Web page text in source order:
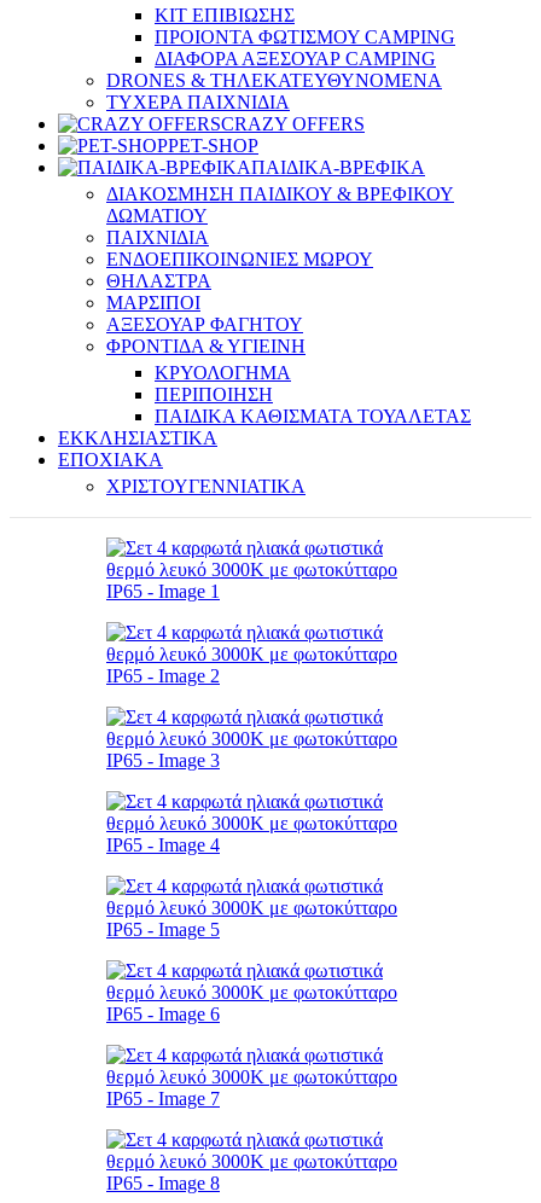
ΚΙΤ ΕΠΙΒΙΩΣΗΣ
ΠΡΟΙΟΝΤΑ ΦΩΤΙΣΜΟΥ CAMPING
ΔΙΑΦΟΡΑ ΑΞΕΣΟΥΑΡ CAMPING
DRONES & ΤΗΛΕΚΑΤΕΥΘΥΝΟΜΕΝΑ
ΤΥΧΕΡΑ ΠΑΙΧΝΙΔΙΑ
CRAZY OFFERS
PET-SHOP
ΠΑΙΔΙΚΑ-ΒΡΕΦΙΚΑ
ΔΙΑΚΟΣΜΗΣΗ ΠΑΙΔΙΚΟΥ & ΒΡΕΦΙΚΟΥ
ΔΩΜΑΤΙΟΥ
ΠΑΙΧΝΙΔΙΑ
ΕΝΔΟΕΠΙΚΟΙΝΩΝΙΕΣ ΜΩΡΟΥ
ΘΗΛΑΣΤΡΑ
ΜΑΡΣΙΠΟΙ
ΑΞΕΣΟΥΑΡ ΦΑΓΗΤΟΥ
ΦΡΟΝΤΙΔΑ & ΥΓΙΕΙΝΗ
ΚΡΥΟΛΟΓΗΜΑ
ΠΕΡΙΠΟΙΗΣΗ
ΠΑΙΔΙΚΑ ΚΑΘΙΣΜΑΤΑ ΤΟΥΑΛΕΤΑΣ
ΕΚΚΛΗΣΙΑΣΤΙΚΑ
ΕΠΟΧΙΑΚΑ
ΧΡΙΣΤΟΥΓΕΝΝΙΑΤΙΚΑ